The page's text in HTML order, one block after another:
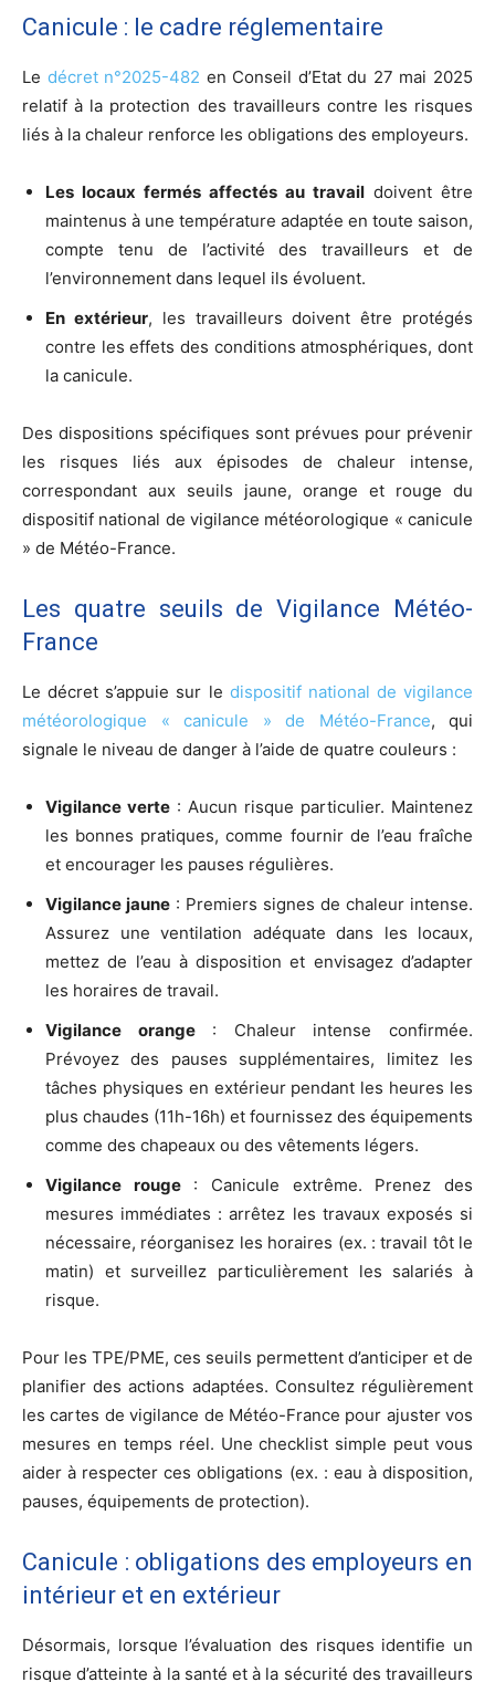
Canicule : le cadre réglementaire
Le décret n°2025-482 en Conseil d’Etat du 27 mai 2025
relatif à la protection des travailleurs contre les risques
liés à la chaleur renforce les obligations des employeurs.
Les locaux fermés affectés au travail doivent être
maintenus à une température adaptée en toute saison,
compte tenu de l’activité des travailleurs et de
l’environnement dans lequel ils évoluent.
En extérieur, les travailleurs doivent être protégés
contre les effets des conditions atmosphériques, dont
la canicule.
Des dispositions spécifiques sont prévues pour prévenir
les risques liés aux épisodes de chaleur intense,
correspondant aux seuils jaune, orange et rouge du
dispositif national de vigilance météorologique « canicule
» de Météo-France.
Les quatre seuils de Vigilance Météo-
France
Le décret s’appuie sur le dispositif national de vigilance
météorologique « canicule » de Météo-France, qui
signale le niveau de danger à l’aide de quatre couleurs :
Vigilance verte : Aucun risque particulier. Maintenez
les bonnes pratiques, comme fournir de l’eau fraîche
et encourager les pauses régulières.
Vigilance jaune : Premiers signes de chaleur intense.
Assurez une ventilation adéquate dans les locaux,
mettez de l’eau à disposition et envisagez d’adapter
les horaires de travail.
Vigilance orange: Chaleur intense confirmée.
Prévoyez des pauses supplémentaires, limitez les
tâches physiques en extérieur pendant les heures les
plus chaudes (11h-16h) et fournissez des équipements
comme des chapeaux ou des vêtements légers.
Vigilance rouge: Canicule extrême. Prenez des
mesures immédiates : arrêtez les travaux exposés si
nécessaire, réorganisez les horaires (ex. : travail tôt le
matin) et surveillez particulièrement les salariés à
risque.
Pour les TPE/PME, ces seuils permettent d’anticiper et de
planifier des actions adaptées. Consultez régulièrement
les cartes de vigilance de Météo-France pour ajuster vos
mesures en temps réel. Une checklist simple peut vous
aider à respecter ces obligations (ex. : eau à disposition,
pauses, équipements de protection).
Canicule : obligations des employeurs en
intérieur et en extérieur
Désormais, lorsque l’évaluation des risques identifie un
risque d’atteinte à la santé et à la sécurité des travailleurs